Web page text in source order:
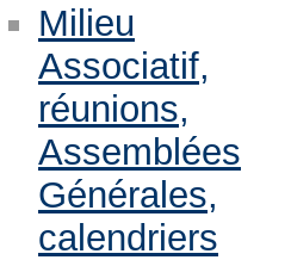
Milieu
Associatif,
réunions,
Assemblées
Générales,
calendriers